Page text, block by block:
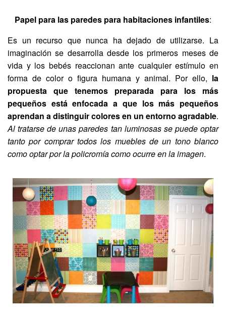
Papel para las paredes para habitaciones infantiles:
Es un recurso que nunca ha dejado de utilizarse. La
imaginación se desarrolla desde los primeros meses de
vida y los bebés reaccionan ante cualquier estímulo en
forma de color o figura humana y animal. Por ello, la
propuesta que tenemos preparada para los más
pequeños está enfocada a que los más pequeños
aprendan a distinguir colores en un entorno agradable.
Al tratarse de unas paredes tan luminosas se puede optar
tanto por comprar todos los muebles de un tono blanco
como optar por la policromía como ocurre en la imagen.